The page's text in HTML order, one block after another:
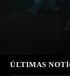
ÚLTIMAS